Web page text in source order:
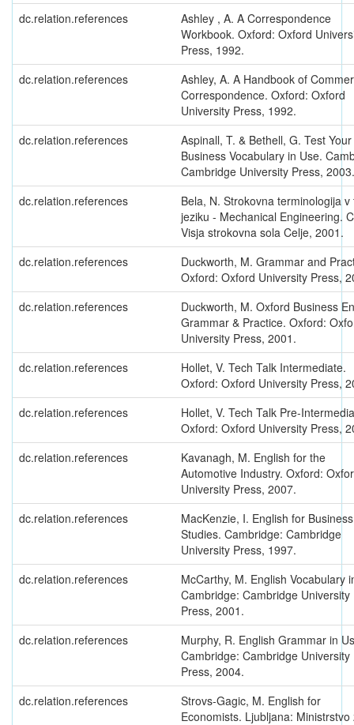
dc.relation.references
Ashley , A. A Correspondence
Workbook. Oxford: Oxford
Press, 1992.
dc.relation.references
Ashley, A. A Handbook of
Correspondence. Oxford: Oxford
University Press, 1992.
dc.relation.references
Aspinall, T. & Bethell, G. Test Your
Business Vocabulary in Use.
Cambridge University Press, 2003.
dc.relation.references
Bela, N. Strokovna terminologija v
jeziku - Mechanical Engineering.
Visja strokovna sola Celje, 2001.
dc.relation.references
Duckworth, M. Grammar and
Oxford: Oxford University Press,
dc.relation.references
Duckworth, M. Oxford Business
Grammar & Practice. Oxford:
University Press, 2001.
dc.relation.references
Hollet, V. Tech Talk Intermediate.
Oxford: Oxford University Press,
dc.relation.references
Hollet, V. Tech Talk Pre-
Oxford: Oxford University Press,
dc.relation.references
Kavanagh, M. English for the
Automotive Industry. Oxford:
University Press, 2007.
dc.relation.references
MacKenzie, I. English for Business
Studies. Cambridge: Cambridge
University Press, 1997.
dc.relation.references
McCarthy, M. English Vocabulary
Cambridge: Cambridge University
Press, 2001.
dc.relation.references
Murphy, R. English Grammar in
Cambridge: Cambridge University
Press, 2004.
dc.relation.references
Strovs-Gagic, M. English for
Economists. Ljubljana: Ministrstvo